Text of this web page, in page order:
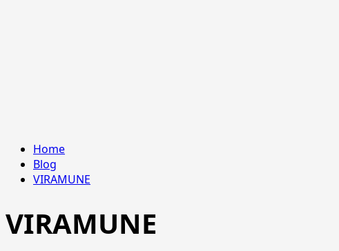
Home
Blog
VIRAMUNE
VIRAMUNE